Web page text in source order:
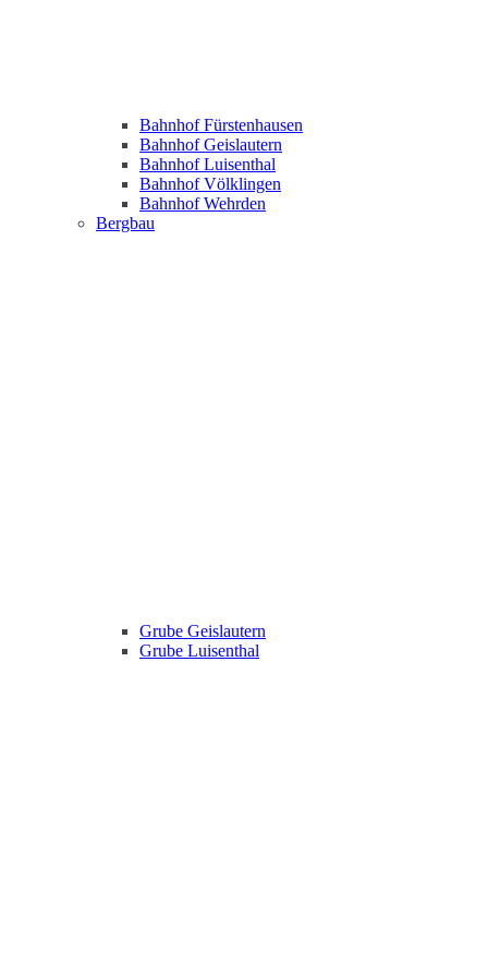
Bahnhof Fürstenhausen
Bahnhof Geislautern
Bahnhof Luisenthal
Bahnhof Völklingen
Bahnhof Wehrden
Bergbau
Grube Geislautern
Grube Luisenthal